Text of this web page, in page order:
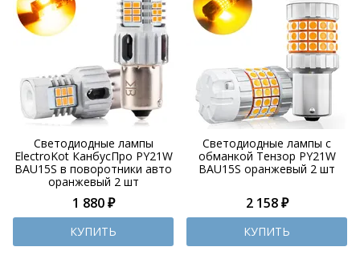
Светодиодные лампы
ElectroKot КанбусПро PY21W
BAU15S в поворотники авто
оранжевый 2 шт
1 880 ₽
КУПИТЬ
Светодиодные лампы с
обманкой Тензор PY21W
BAU15S оранжевый 2 шт
2 158 ₽
КУПИТЬ